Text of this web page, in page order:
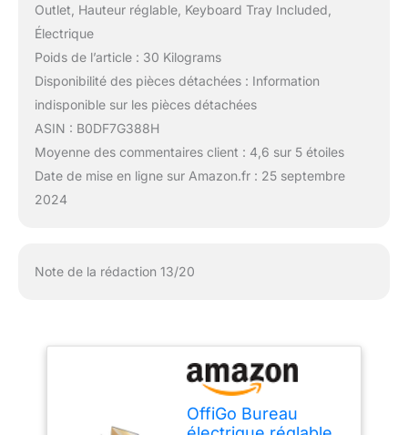
Outlet, Hauteur réglable, Keyboard Tray Included,
Électrique
Poids de l’article : 30 Kilograms
Disponibilité des pièces détachées : Information
indisponible sur les pièces détachées
ASIN : B0DF7G388H
Moyenne des commentaires client : 4,6 sur 5 étoiles
Date de mise en ligne sur Amazon.fr : 25 septembre
2024
Note de la rédaction 13/20
OffiGo Bureau